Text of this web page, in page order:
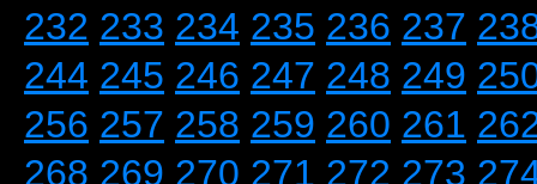
232 233 234 235 236 237
244 245 246 247 248 249
256 257 258 259 260 261
268 269 270 271 272 273